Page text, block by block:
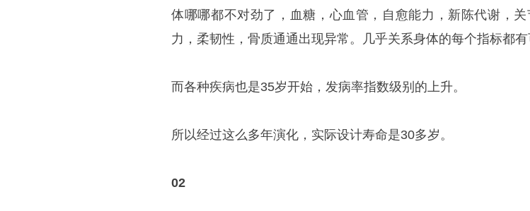
体哪哪都不对劲了，血糖，心血管，自愈能力，新陈代谢，
力，柔韧性，骨质通通出现异常。几乎关系身体的每个指标都有
而各种疾病也是35岁开始，发病率指数级别的上升。
所以经过这么多年演化，实际设计寿命是30多岁。
02